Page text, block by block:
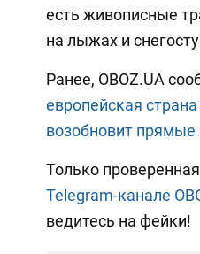
есть живописные
на лыжах и
Ранее, OBOZ.UA
европейская
возобновит
Только
Telegram-канале
ведитесь на фейки!